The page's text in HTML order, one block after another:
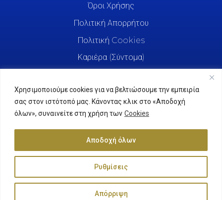
Χρησιμοποιούμε cookies για να βελτιώσουμε την εμπειρία
σας στον ιστότοπό μας. Κάνοντας κλικ στο «Αποδοχή
όλων», συναινείτε στη χρήση των Cookies
Ρυθμίσεις
Απόρριψη
Αποδοχή όλων
Όροι Χρήσης
Πολιτική Απορρήτου
Πολιτική Cookies
Καριέρα (Σύντομα)
Agrifreda © 2025. All Rights Reserved.